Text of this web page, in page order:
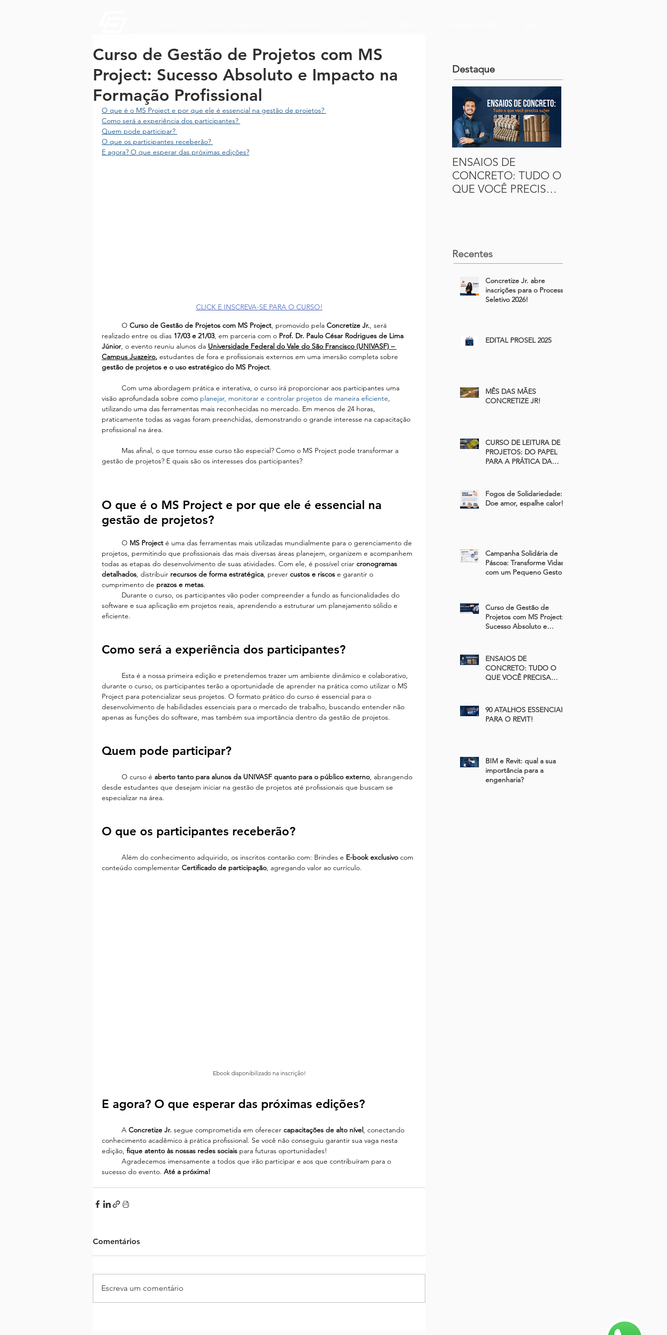
Curso de Gestão de Projetos com MS
Project: Sucesso Absoluto e Impacto na
Formação Profissional
O que é o MS Project e por que ele é essencial na gestão de projetos?
Como será a experiência dos participantes?
Quem pode participar?
O que os participantes receberão?
E agora? O que esperar das próximas edições?
CLICK E INSCREVA-SE PARA O CURSO!
	O
Curso de Gestão de Projetos com MS Project , promovido pela Concretize Jr. , será
realizado entre os dias 17/03 e 21/03, em parceria com o Prof. Dr. Paulo César Rodrigues de Lima
Júnior , o evento reuniu alunos da Universidade Federal do Vale do São Francisco (UNIVASF) –
Campus Juazeiro, estudantes de fora e profissionais externos em uma imersão completa sobre
gestão de projetos e o uso estratégico do MS Project.
visão aprofundada sobre como planejar, monitorar e controlar projetos de maneira eficiente
utilizando uma das ferramentas mais reconhecidas no mercado. Em menos de 24 horas,
praticamente todas as vagas foram preenchidas, demonstrando o grande interesse na capacitação
profissional na área.
gestão de projetos? E quais são os interesses dos participantes?
O que é o MS Project e por que ele é essencial na
gestão de projetos?
	O
MS Project é uma das ferramentas mais utilizadas mundialmente para o gerenciamento de
projetos, permitindo que profissionais das mais diversas áreas planejem, organizem e acompanhem
todas as etapas do desenvolvimento de suas atividades. Com ele, é possível criar cronogramas
detalhados , distribuir recursos de forma estratégica , prever custos e riscos e garantir o
cumprimento de prazos e metas.
software e sua aplicação em projetos reais, aprendendo a estruturar um planejamento sólido e
eficiente.
Como será a experiência dos participantes?
durante o curso, os participantes terão a oportunidade de aprender na prática como utilizar o MS
Project para potencializar seus projetos. O formato prático do curso é essencial para o
desenvolvimento de habilidades essenciais para o mercado de trabalho, buscando entender não
apenas as funções do software, mas também sua importância dentro da gestão de projetos.
Quem pode participar?
	O curso é
aberto tanto para alunos da UNIVASF quanto para o público externo , abrangendo
desde estudantes que desejam iniciar na gestão de projetos até profissionais que buscam se
especializar na área.
O que os participantes receberão?
	Além do conhecimento adquirido, os inscritos contarão com: Brindes e
E-book exclusivo com
conteúdo complementar Certificado de participação , agregando valor ao currículo.
Ebook disponibilizado na inscrição!
E agora? O que esperar das próximas edições?
	A
Concretize Jr. segue comprometida em oferecer capacitações de alto nível, conectando
conhecimento acadêmico à prática profissional. Se você não conseguiu garantir sua vaga nesta
edição, fique atento às nossas redes sociais para futuras oportunidades!
sucesso do evento. Até a próxima!
Comentários
Escreva um comentário
Destaque
ENSAIOS DE
CONCRETO: TUDO O
QUE VOCÊ PRECISA
Recentes
Concretize Jr. abre
inscrições para o Processo
Seletivo 2026!
EDITAL PROSEL 2025
MÊS DAS MÃES
CONCRETIZE JR!
CURSO DE LEITURA DE
PROJETOS: DO PAPEL
PARA A PRÁTICA DA
Fogos de Solidariedade:
Doe amor, espalhe calor!
Campanha Solidária de
Páscoa: Transforme Vidas
com um Pequeno Gesto
Curso de Gestão de
Projetos com MS Project:
Sucesso Absoluto e
ENSAIOS DE
CONCRETO: TUDO O
QUE VOCÊ PRECISA
90 ATALHOS ESSENCIAIS
PARA O REVIT!
BIM e Revit: qual a sua
importância para a
engenharia?